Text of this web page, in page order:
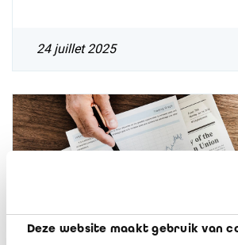
Deze website maakt gebruik van
24 juillet 2025
IRAIF Notice 2025/05: Attention